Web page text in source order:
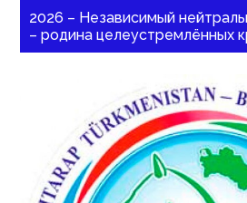
2026 – Независимый
– родина целеустремлённых